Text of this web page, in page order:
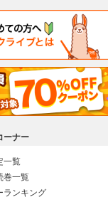
ーナー
一覧
巻一覧
ランキング